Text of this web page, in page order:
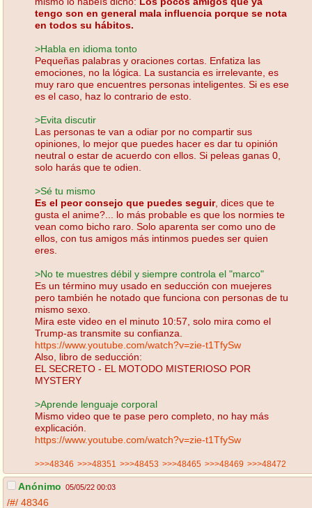
tengo son en general mala influencia porque se nota
en todos su hábitos.
>Habla en idioma tonto
Pequeñas palabras y oraciones cortas. Enfatiza las
emociones, no la lógica. La sustancia es irrelevante, es
muy raro que encuentres personas inteligentes. Si es ese
es el caso, haz lo contrario de esto.
>Evita discutir
Las personas te van a odiar por no compartir sus
opiniones, lo mejor que puedes hacer es dar tu opinión
neutral o estar de acuerdo con ellos. Si peleas ganas 0,
solo harás que te odien.
>Sé tu mismo
Es el peor consejo que puedes seguir, dices que te
gusta el anime?... lo más probable es que los normies te
vean como bicho raro. Solo aparenta ser como uno de
ellos, con tus amigos más intinmos puedes ser quien
eres.
>No te muestres débil y siempre controla el "marco"
Es un término muy usado en seducción con muejeres
pero también he notado que funciona con personas de tu
mismo sexo.
Mira este video en el minuto 10:57, solo mira como el
Trump-as transmite su confianza.
https://www.youtube.com/watch?v=zie-t1TfySw
Also, libro de seducción:
EL SECRETO - EL MOTODO MISTERIOSO POR
MYSTERY
>Aprende lenguaje corporal
Mismo video que te pase pero completo, no hay más
explicación.
https://www.youtube.com/watch?v=zie-t1TfySw
>>>48346 >>>48351 >>>48453 >>>48465 >>>48469 >>>48472
Anónimo 05/05/22 00:03
/#/ 48346